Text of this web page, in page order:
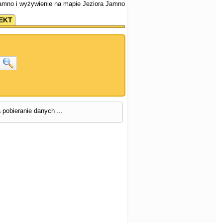
i wyżywienie na mapie Jeziora Jamno
pobieranie danych ...